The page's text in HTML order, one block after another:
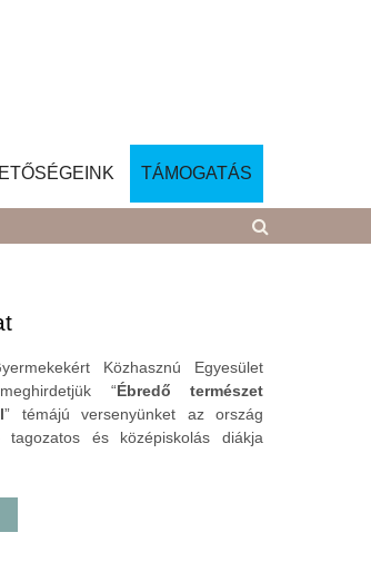
TÁMOGATÁS
Közhasznú Egyesület
“Ébredő természet
” témájú versenyünket az ország
tagozatos és középiskolás diákja